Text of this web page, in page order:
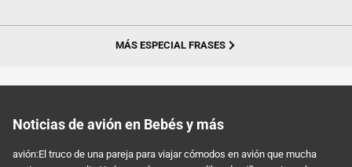
MÁS ESPECIAL FRASES
Noticias de avión en Bebés y más
avión:El truco de una pareja para viajar cómodos en avión que mucha